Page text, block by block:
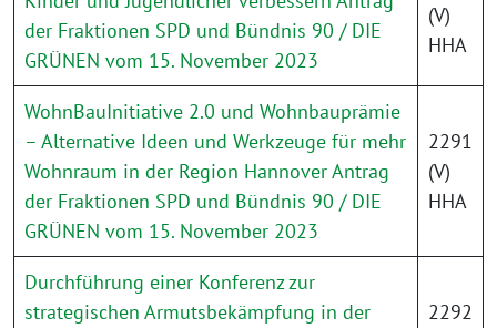
der Fraktionen SPD und Bündnis 90 / DIE
GRÜNEN vom 15. November 2023
(V)
HHA
WohnBauInitiative 2.0 und Wohnbauprämie
– Alternative Ideen und Werkzeuge für mehr
Wohnraum in der Region Hannover Antrag
der Fraktionen SPD und Bündnis 90 / DIE
GRÜNEN vom 15. November 2023
2291
(V)
HHA
Durchführung einer Konferenz zur
strategischen Armutsbekämpfung in der
2292